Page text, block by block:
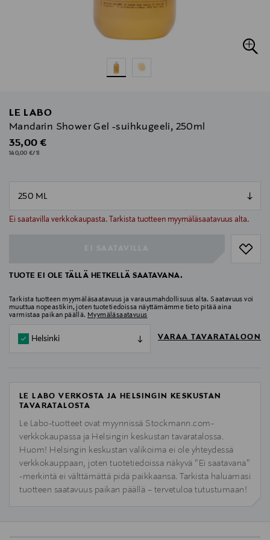
LE LABO
Mandarin Shower Gel -suihkugeeli, 250ml
Original Price
35,00 €
140,00 €/1l
Ei saatavilla verkkokaupasta. Tarkista tuotteen myymäläsaatavuus alta.
null
TUOTE EI OLE TÄLLÄ HETKELLÄ SAATAVANA.
Tarkista tuotteen myymäläsaatavuus ja varausmahdollisuus alta. Saatavuus voi
muuttua nopeastikin, joten tuotetiedoissa näyttämämme tieto pitää aina
varmistaa paikan päällä. Myymäläsaatavuus
Helsinki VARAA TAVARATALOON
LE LABO VERKOSTA JA HELSINGIN KESKUSTAN
TAVARATALOSTA
Le Labo-tuotteet ovat myynnissä Stockmann.com-
verkkokaupassa ja Helsingin keskustan tavaratalossa.
Huom! Helsingin keskustan valikoima ei ole yhteydessä
verkkokauppaan, joten tuotetiedoissa näkyvä "Ei saatavana"
-merkintä ei välttämättä pidä paikkaansa. Tarkista haluamasi
tuotteen saatavuus paikan päällä – tervetuloa tutustumaan!